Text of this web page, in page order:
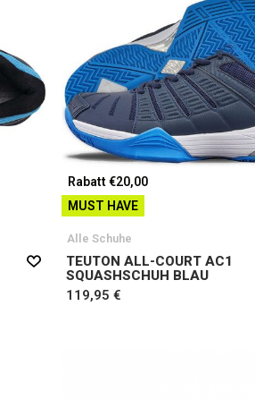
Rabatt €20,00
MUST HAVE
Alle Schuhe
TEUTON ALL-COURT AC1
SQUASHSCHUH BLAU
119,95 €